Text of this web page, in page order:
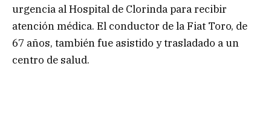
urgencia al Hospital de Clorinda para recibir
atención médica. El conductor de la Fiat Toro, de
67 años, también fue asistido y trasladado a un
centro de salud.